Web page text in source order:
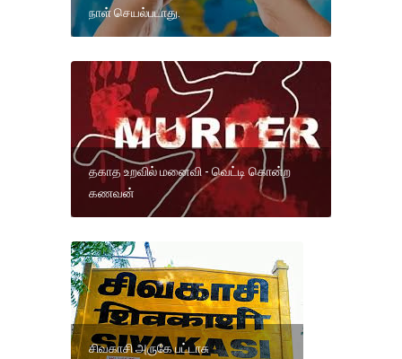
நாள் செயல்படாது.
தகாத உறவில் மனைவி - வெட்டி கொன்ற
கணவன்
சிவகாசி அருகே பட்டாசு